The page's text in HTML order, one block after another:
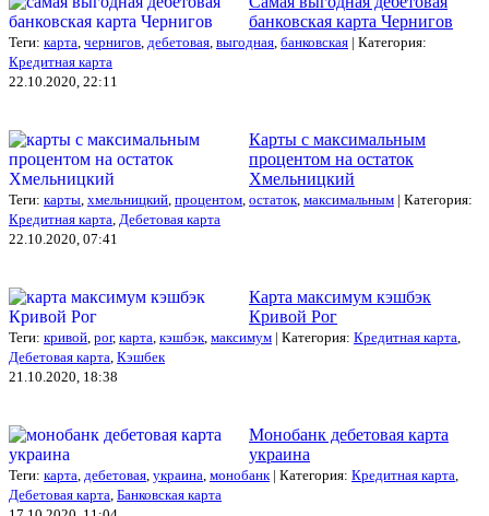
банковская карта Чернигов
Теги: карта чернигов дебетовая выгодная банковская | Категория:
Кредитная карта
22.10.2020, 22:11
Карты с максимальным
процентом на остаток
Хмельницкий
Теги: карты хмельницкий процентом остаток максимальным | Категория:
Кредитная карта Дебетовая карта
22.10.2020, 07:41
Карта максимум кэшбэк
Кривой Рог
Теги: кривой рог, карта кэшбэк максимум | Категория: Кредитная карта
Дебетовая карта Кэшбек
21.10.2020, 18:38
Монобанк дебетовая карта
украина
Теги: карта дебетовая украина монобанк | Категория: Кредитная карта
Дебетовая карта Банковская карта